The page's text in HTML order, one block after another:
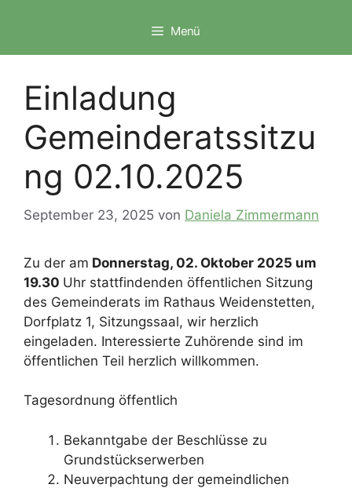
Menü
Einladung
Gemeinderatssitzu
ng 02.10.2025
September 23, 2025 von Daniela Zimmermann
Zu der am Donnerstag, 02. Oktober 2025 um
19.30 Uhr stattfindenden öffentlichen Sitzung
des Gemeinderats im Rathaus Weidenstetten,
Dorfplatz 1, Sitzungssaal, wir herzlich
eingeladen. Interessierte Zuhörende sind im
öffentlichen Teil herzlich willkommen.
Tagesordnung öffentlich
Bekanntgabe der Beschlüsse zu
Grundstückserwerben
Neuverpachtung der gemeindlichen